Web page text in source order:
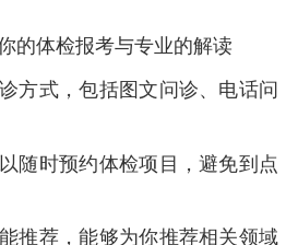
的体检报考与专业的解读
方式，包括图文问诊、电话问
随时预约体检项目，避免到点
推荐，能够为你推荐相关领域